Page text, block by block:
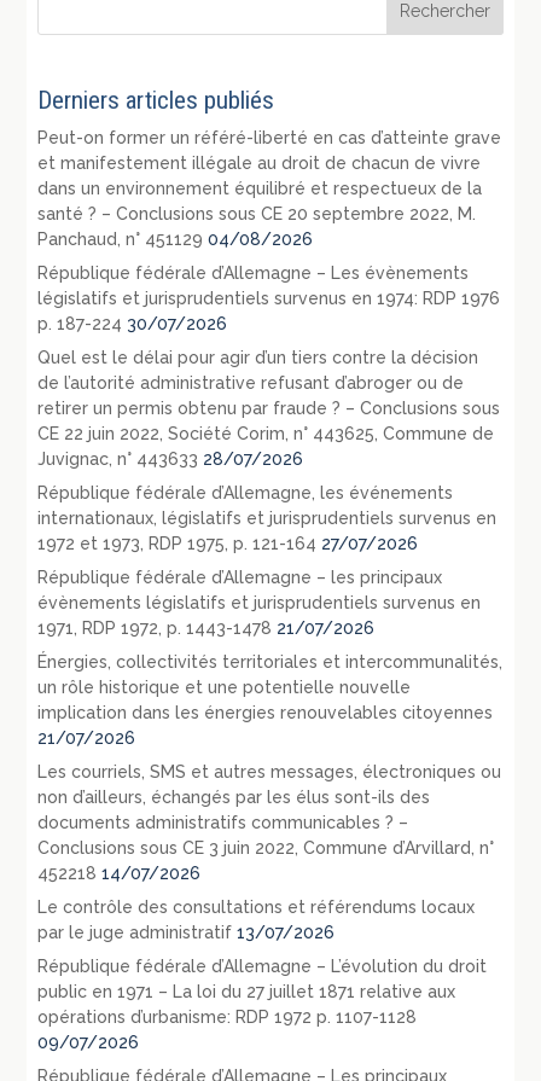
Derniers articles publiés
Peut-on former un référé-liberté en cas d’atteinte grave
et manifestement illégale au droit de chacun de vivre
dans un environnement équilibré et respectueux de la
santé ? – Conclusions sous CE 20 septembre 2022, M.
Panchaud, n° 451129 04/08/2026
République fédérale d’Allemagne – Les évènements
législatifs et jurisprudentiels survenus en 1974: RDP 1976
p. 187-224 30/07/2026
Quel est le délai pour agir d’un tiers contre la décision
de l’autorité administrative refusant d’abroger ou de
retirer un permis obtenu par fraude ? – Conclusions sous
CE 22 juin 2022, Société Corim, n° 443625, Commune de
Juvignac, n° 443633 28/07/2026
République fédérale d’Allemagne, les événements
internationaux, législatifs et jurisprudentiels survenus en
1972 et 1973, RDP 1975, p. 121-164 27/07/2026
République fédérale d’Allemagne – les principaux
évènements législatifs et jurisprudentiels survenus en
1971, RDP 1972, p. 1443-1478 21/07/2026
Énergies, collectivités territoriales et intercommunalités,
un rôle historique et une potentielle nouvelle
implication dans les énergies renouvelables citoyennes
21/07/2026
Les courriels, SMS et autres messages, électroniques ou
non d’ailleurs, échangés par les élus sont-ils des
documents administratifs communicables ? –
Conclusions sous CE 3 juin 2022, Commune d’Arvillard, n°
452218 14/07/2026
Le contrôle des consultations et référendums locaux
par le juge administratif 13/07/2026
République fédérale d’Allemagne – L’évolution du droit
public en 1971 – La loi du 27 juillet 1871 relative aux
opérations d’urbanisme: RDP 1972 p. 1107-1128
09/07/2026
République fédérale d’Allemagne – Les principaux